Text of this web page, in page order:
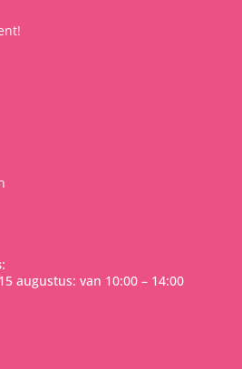
:
augustus: van 10:00 – 14:00